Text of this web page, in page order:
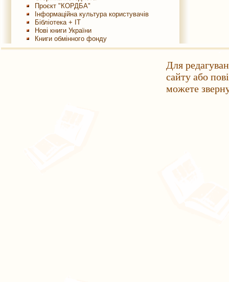
Проєкт "КОРДБА"
Інформаційна культура користувачів
Бібліотека + IT
Нові книги України
Книги обмінного фонду
Для
сайту або
можете